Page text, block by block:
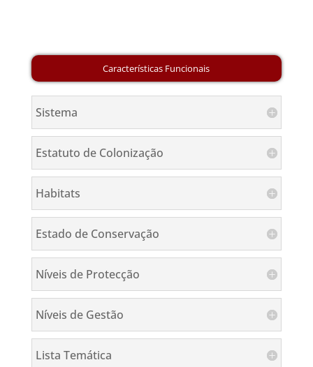
Sistema
Estatuto de Colonização
Habitats
Estado de Conservação
Níveis de Protecção
Níveis de Gestão
Lista Temática